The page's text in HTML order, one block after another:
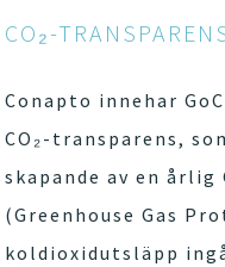
CO₂-
Conapto innehar
CO₂-transparens,
skapande av en årlig
(Greenhouse Gas
koldioxidutsläpp